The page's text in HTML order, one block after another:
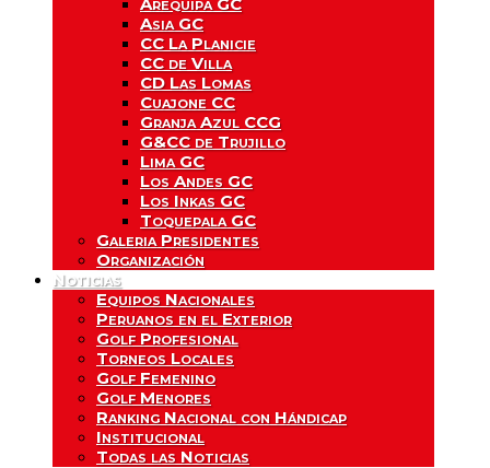
Asia GC
CC La Planicie
CC de Villa
CD Las Lomas
Cuajone CC
Granja Azul CCG
G&CC de Trujillo
Lima GC
Los Andes GC
Los Inkas GC
Toquepala GC
Galeria Presidentes
Organización
Noticias
Equipos Nacionales
Peruanos en el Exterior
Golf Profesional
Torneos Locales
Golf Femenino
Golf Menores
Ranking Nacional con Hándicap
Institucional
Todas las Noticias